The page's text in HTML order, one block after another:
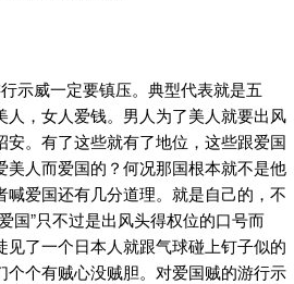
示威一定要镇压。典型代表就是五
人，女人爱钱。男人为了美人就要出风
。有了这些就有了地位，这些跟爱国
美人而爱国的？何况那国根本就不是他
爱国还有几分道理。就是自己的，不
国”只不过是出风头得权位的口号而
见了一个日本人就跟气球碰上钉子似的
个个有贼心没贼胆。对爱国贼的游行示